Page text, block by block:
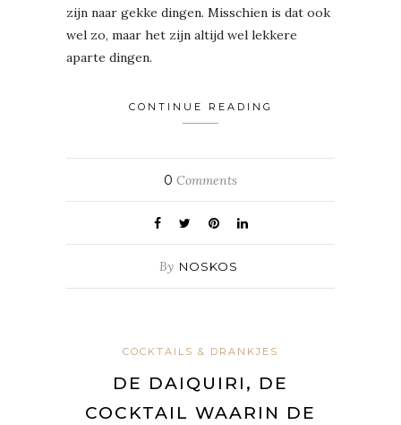
zijn naar gekke dingen. Misschien is dat ook
wel zo, maar het zijn altijd wel lekkere
aparte dingen.
CONTINUE READING
0 Comments
By NOSKOS
COCKTAILS & DRANKJES
DE DAIQUIRI, DE
COCKTAIL WAARIN DE